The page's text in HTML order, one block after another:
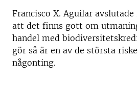
Francisco X. Aguilar
att det finns gott om
handel med
gör så är en av de största
någonting.